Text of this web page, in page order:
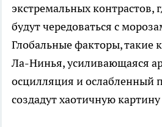
экстремальных контрастов,
будут чередоваться с
Глобальные факторы, такие
Ла-Нинья, усиливающаяся
осцилляция и ослабленный
создадут хаотичную